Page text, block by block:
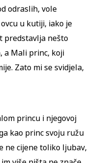
odraslih, vole
u kutiji, iako je
predstavlja nešto
a Mali princ, koji
Zato mi se svidjela,
princu i njegovoj
kao princ svoju ružu
ne cijene toliko ljubav,